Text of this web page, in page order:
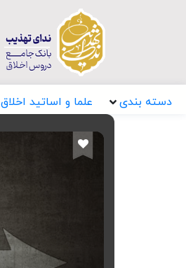
دسته بندی علما و اساتید اخلاق